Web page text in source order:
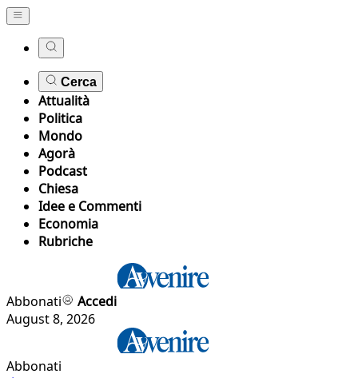
Cerca
Attualità
Politica
Mondo
Agorà
Podcast
Chiesa
Idee e Commenti
Economia
Rubriche
Abbonati
Accedi
August 8, 2026
Abbonati